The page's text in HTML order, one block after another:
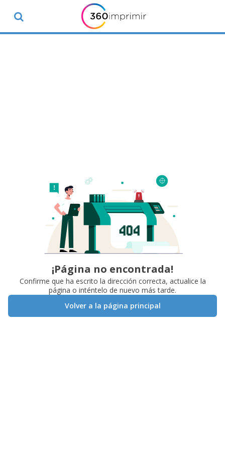
¡Página no encontrada!
Confirme que ha escrito la dirección correcta, actualice la
página o inténtelo de nuevo más tarde.